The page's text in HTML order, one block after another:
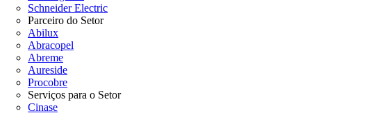
Schneider Electric
Parceiro do Setor
Abilux
Abracopel
Abreme
Aureside
Procobre
Serviços para o Setor
Cinase